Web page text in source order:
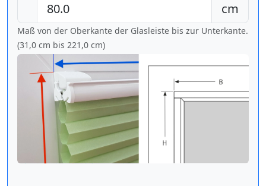
cm
Maß von der Oberkante der Glasleiste bis zur Unterkante.
(31,0 cm bis 221,0 cm)